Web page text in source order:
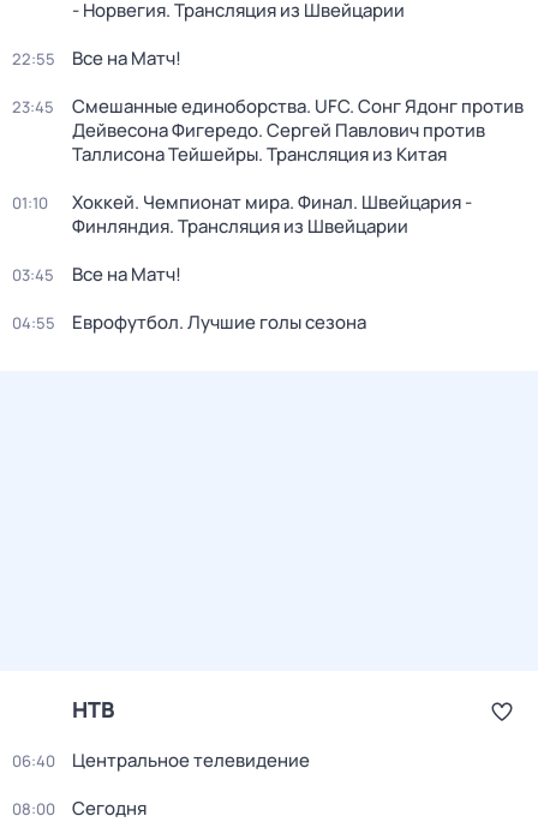
- Норвегия. Трансляция из Швейцарии
22:55 Все на Матч!
23:45
Смешанные единоборства. UFC. Сонг Ядонг против
Дейвесона Фигередо. Сергей Павлович против
Таллисона Тейшейры. Трансляция из Китая
01:10
Хоккей. Чемпионат мира. Финал. Швейцария -
Финляндия. Трансляция из Швейцарии
03:45 Все на Матч!
04:55 Еврофутбол. Лучшие голы сезона
НТВ
06:40 Центральное телевидение
08:00 Сегодня